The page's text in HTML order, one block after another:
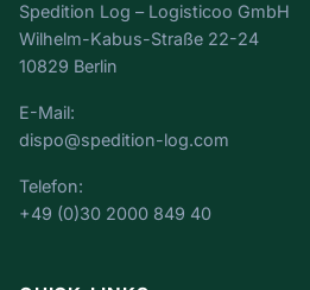
Spedition Log – Logisticoo GmbH
Wilhelm-Kabus-Straße 22-24
10829 Berlin
E-Mail:
dispo@spedition-log.com
Telefon:
+49 (0)30 2000 849 40